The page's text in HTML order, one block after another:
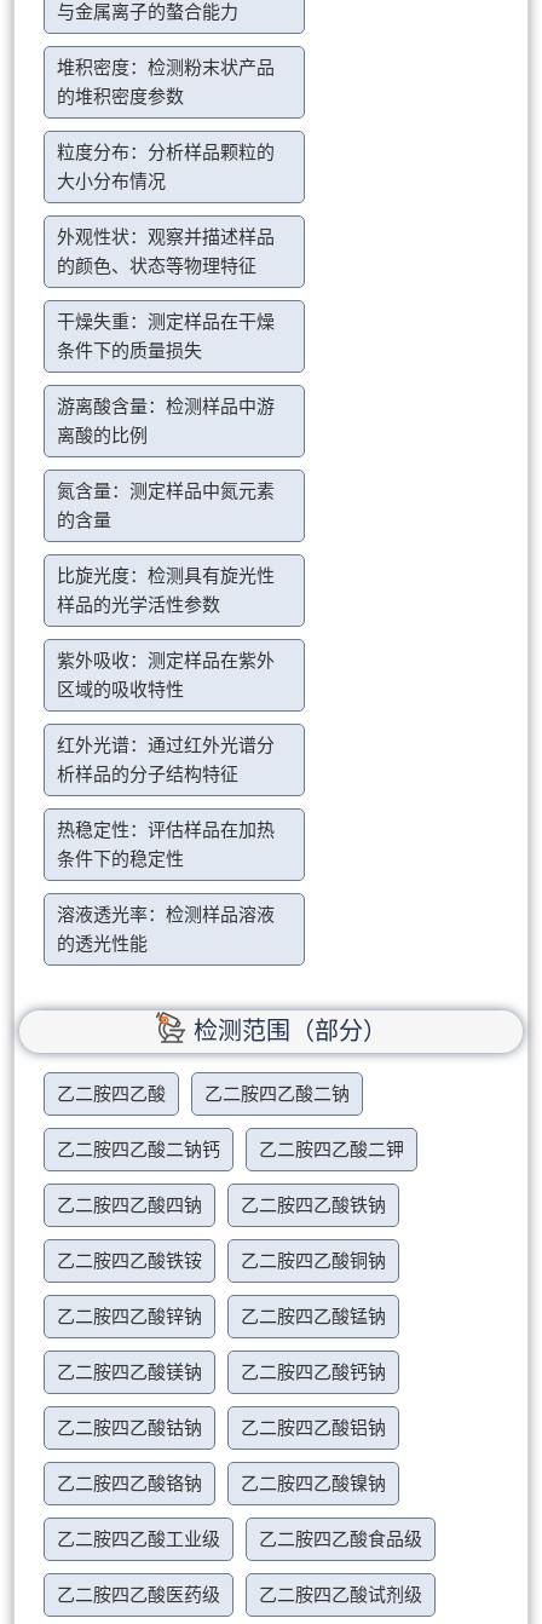
与金属离子的螯合能力
堆积密度：检测粉末状产品
的堆积密度参数
粒度分布：分析样品颗粒的
大小分布情况
外观性状：观察并描述样品
的颜色、状态等物理特征
干燥失重：测定样品在干燥
条件下的质量损失
游离酸含量：检测样品中游
离酸的比例
氮含量：测定样品中氮元素
的含量
比旋光度：检测具有旋光性
样品的光学活性参数
紫外吸收：测定样品在紫外
区域的吸收特性
红外光谱：通过红外光谱分
析样品的分子结构特征
热稳定性：评估样品在加热
条件下的稳定性
溶液透光率：检测样品溶液
的透光性能
检测范围（部分）
乙二胺四乙酸 乙二胺四乙酸二钠
乙二胺四乙酸二钠钙 乙二胺四乙酸二钾
乙二胺四乙酸四钠 乙二胺四乙酸铁钠
乙二胺四乙酸铁铵 乙二胺四乙酸铜钠
乙二胺四乙酸锌钠 乙二胺四乙酸锰钠
乙二胺四乙酸镁钠 乙二胺四乙酸钙钠
乙二胺四乙酸钴钠 乙二胺四乙酸铝钠
乙二胺四乙酸铬钠 乙二胺四乙酸镍钠
乙二胺四乙酸工业级 乙二胺四乙酸食品级
乙二胺四乙酸医药级 乙二胺四乙酸试剂级